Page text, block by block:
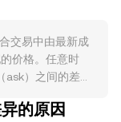
移与高频结算带
、支付与游戏等
源抵押的需求，
而 OMR 与美元
交易中由最新成
价格。任意时
）之间的差距
（VWAP）衡量
的原因